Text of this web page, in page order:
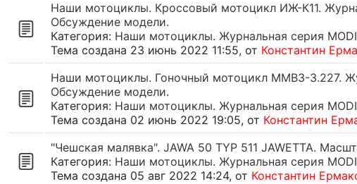
Наши мотоциклы. Кроссовый мотоцикл ИЖ-К11.
Обсуждение модели.
Категория: Наши мотоциклы. Журнальная серия
Тема создана 23 июнь 2022 11:55, от Константин
Наши мотоциклы. Гоночный мотоцикл ММВ3-3.227.
Обсуждение модели.
Категория: Наши мотоциклы. Журнальная серия
Тема создана 02 июнь 2022 19:05, от Константин
"Чешская малявка". JAWA 50 TYP 511 JAWETTA.
Категория: Наши мотоциклы. Журнальная серия
Тема создана 05 авг 2022 14:24, от Константин